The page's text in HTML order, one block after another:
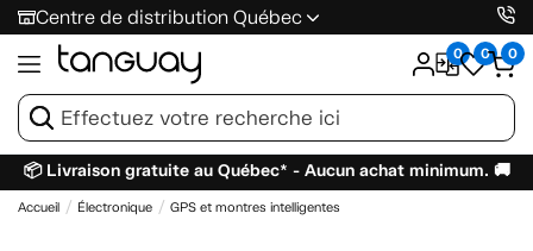
Centre de distribution Québec
0 0 0
📦 Livraison gratuite au Québec* - Aucun achat minimum. 🚚
Accueil Électronique GPS et montres intelligentes